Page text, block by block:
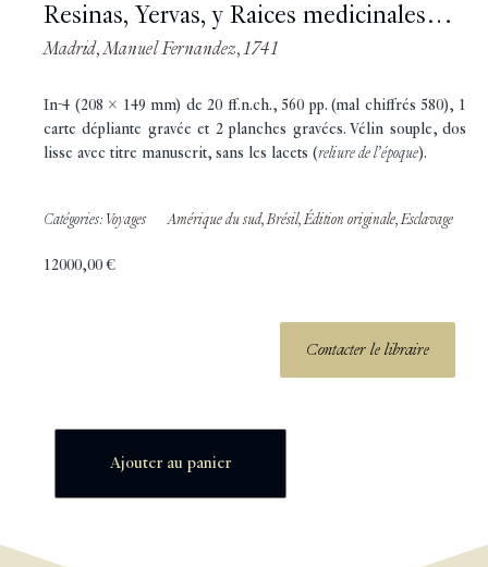
Resinas, Yervas, y Raices medicinales…
Madrid, Manuel Fernandez, 1741
In-4 (208 x 149 mm) de 20 ff.n.ch., 560 pp. (mal chiffrés 580), 1
carte dépliante gravée et 2 planches gravées. Vélin souple, dos
lisse avec titre manuscrit, sans les lacets (reliure de l’époque).
Catégories: Voyages Amérique du sud, Brésil, Édition originale, Esclavage
12000,00€
Contacter le libraire
Ajouter au panier